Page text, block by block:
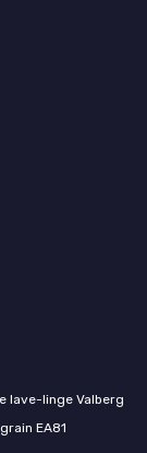
lave-linge Valberg
EA81